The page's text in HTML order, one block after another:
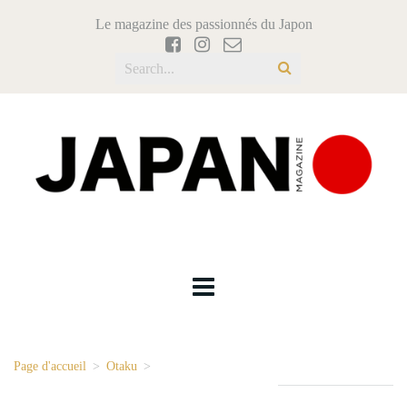
Le magazine des passionnés du Japon
Page d'accueil > Otaku >